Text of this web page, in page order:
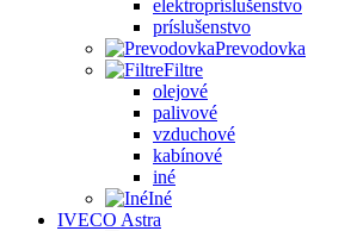
elektropríslušenstvo
príslušenstvo
Prevodovka
Filtre
olejové
palivové
vzduchové
kabínové
iné
Iné
IVECO Astra